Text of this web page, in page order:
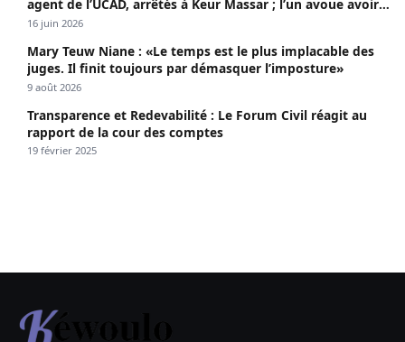
agent de l’UCAD, arrêtés à Keur Massar ; l’un avoue avoir
propagé le VIH depuis 2018
16 juin 2026
Mary Teuw Niane : «Le temps est le plus implacable des
juges. Il finit toujours par démasquer l’imposture»
9 août 2026
Transparence et Redevabilité : Le Forum Civil réagit au
rapport de la cour des comptes
19 février 2025